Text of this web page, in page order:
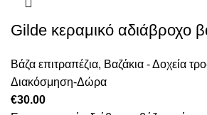
επιλογές
μπορούν
επιλεγούν
στη
σελίδα
Gilde κεραμικό αδιάβροχο
Βάζα επιτραπέζια, Βαζάκια - Δοχεία
Διακόσμηση-Δώρα
€30.00